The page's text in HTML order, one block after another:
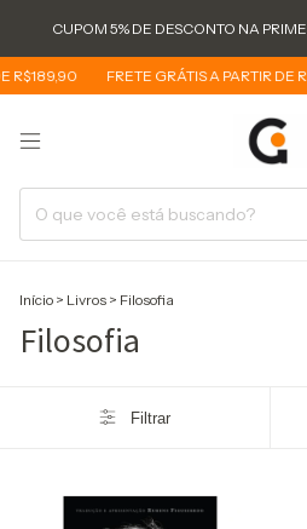
CUPOM 5% DE DESCONTO NA
FRETE GRÁTIS A PARTIR DE R$189,90
Início > Livros > Filosofia
Filosofia
Filtrar